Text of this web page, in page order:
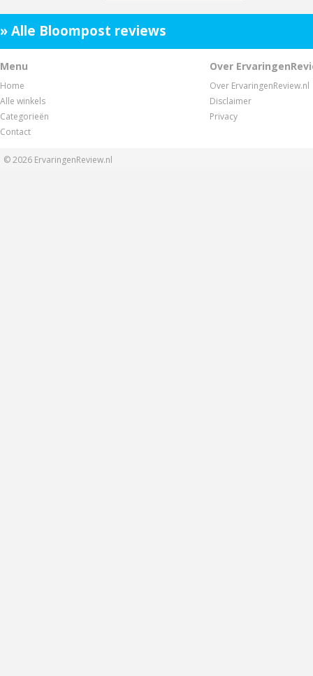
» Alle Bloompost reviews
Menu
Home
Alle winkels
Categorieën
Contact
Over
Over ErvaringenReview.nl
Disclaimer
Privacy
© 2026 ErvaringenReview.nl